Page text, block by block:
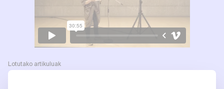
Lotutako artikuluak